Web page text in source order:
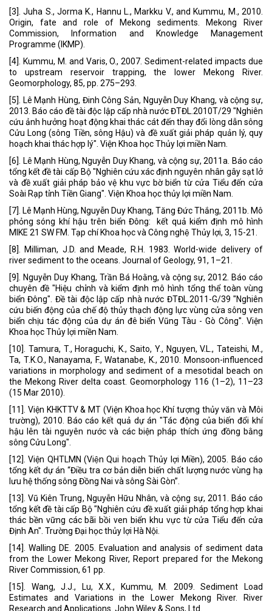
[3]. Juha S., Jorma K., Hannu L., Markku V., and Kummu, M., 2010.
Origin, fate and role of Mekong sediments. Mekong River
Commission, Information and Knowledge Management
Programme (IKMP).
[4]. Kummu, M. and Varis, O., 2007. Sediment-related impacts due
to upstream reservoir trapping, the lower Mekong River.
Geomorphology, 85, pp. 275–293.
[5]. Lê Mạnh Hùng, Đinh Công Sản, Nguyễn Duy Khang, và cộng sự,
2013. Báo cáo đề tài độc lập cấp nhà nước ĐTĐL.2010T/29 "Nghiên
cứu ảnh hưởng hoạt động khai thác cát đến thay đổi lòng dẫn sông
Cửu Long (sông Tiền, sông Hậu) và đề xuất giải pháp quản lý, quy
hoạch khai thác hợp lý". Viện Khoa học Thủy lợi miền Nam.
[6]. Lê Mạnh Hùng, Nguyễn Duy Khang, và cộng sự, 2011a. Báo cáo
tổng kết đề tài cấp Bộ "Nghiên cứu xác định nguyên nhân gây sạt lở
và đề xuất giải pháp bảo vệ khu vực bờ biển từ cửa Tiểu đến cửa
Soài Rạp tỉnh Tiền Giang". Viện Khoa học thủy lợi miền Nam.
[7]. Lê Mạnh Hùng, Nguyễn Duy Khang, Tăng Đức Thắng, 2011b. Mô
phỏng sóng khí hậu trên biển Đông: kết quả kiểm định mô hình
MIKE 21 SW FM. Tạp chí Khoa học và Công nghệ Thủy lợi, 3, 15-21.
[8]. Milliman, J.D. and Meade, R.H. 1983. World-wide delivery of
river sediment to the oceans. Journal of Geology, 91, 1–21.
[9]. Nguyễn Duy Khang, Trần Bá Hoằng, và cộng sự, 2012. Báo cáo
chuyên đề "Hiệu chỉnh và kiểm định mô hình tổng thể toàn vùng
biển Đông". Đề tài độc lập cấp nhà nước ĐTĐL.2011-G/39 "Nghiên
cứu biến động của chế độ thủy thạch động lực vùng cửa sông ven
biển chịu tác động của dự án đê biển Vũng Tàu - Gò Công". Viện
Khoa học Thủy lợi miền Nam.
[10]. Tamura, T., Horaguchi, K., Saito, Y., Nguyen, V.L., Tateishi, M.,
Ta, T.K.O., Nanayama, F., Watanabe, K., 2010. Monsoon-influenced
variations in morphology and sediment of a mesotidal beach on
the Mekong River delta coast. Geomorphology 116 (1–2), 11–23
(15 Mar 2010).
[11]. Viện KHKTTV & MT (Viện Khoa học Khí tượng thủy văn và Môi
trường), 2010. Báo cáo kết quả dự án "Tác động của biến đổi khí
hậu lên tài nguyên nước và các biện pháp thích ứng đồng bằng
sông Cửu Long".
[12]. Viện QHTLMN (Viện Qui hoạch Thủy lợi Miền), 2005. Báo cáo
tổng kết dự án “Điều tra cơ bản diễn biến chất lượng nước vùng hạ
lưu hệ thống sông Đồng Nai và sông Sài Gòn”.
[13]. Vũ Kiên Trung, Nguyễn Hữu Nhân, và cộng sự, 2011. Báo cáo
tổng kết đề tài cấp Bộ "Nghiên cứu đề xuất giải pháp tổng hợp khai
thác bền vững các bãi bồi ven biển khu vực từ cửa Tiểu đến cửa
Định An". Trường Đại học thủy lợi Hà Nội.
[14]. Walling DE. 2005. Evaluation and analysis of sediment data
from the Lower Mekong River, Report prepared for the Mekong
River Commission, 61 pp.
[15]. Wang, J.J., Lu, X.X., Kummu, M. 2009. Sediment Load
Estimates and Variations in the Lower Mekong River. River
Research and Applications. John Wiley & Sons, Ltd.